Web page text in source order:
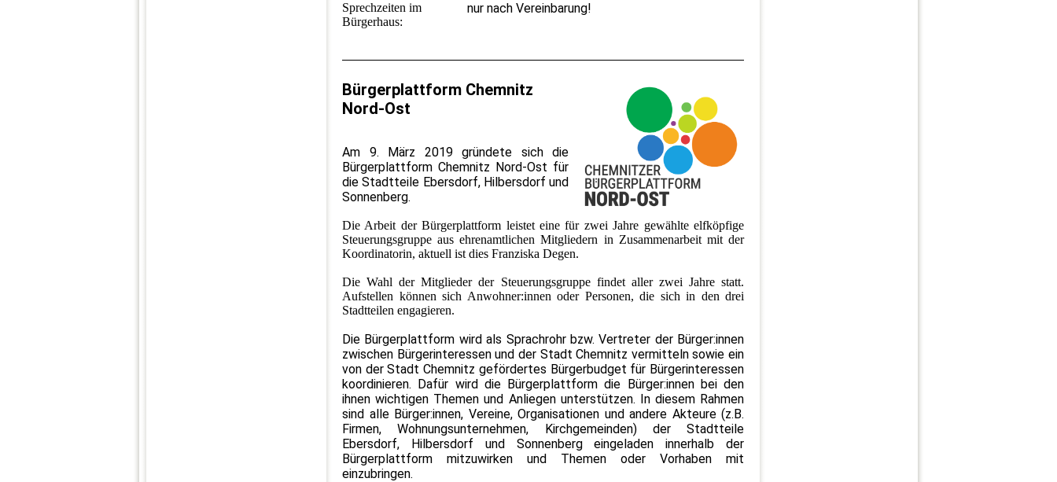
Sprechzeiten im
Bürgerhaus:
nur nach Vereinbarung!
Bürgerplattform Chemnitz
Nord-Ost
Am 9. März 2019 gründete sich die
Bürgerplattform Chemnitz Nord-Ost für
die Stadtteile Ebersdorf, Hilbersdorf und
Sonnenberg.
Die Arbeit der Bürgerplattform leistet eine für zwei Jahre gewählte elfköpfige
Steuerungsgruppe aus ehrenamtlichen Mitgliedern in Zusammenarbeit mit der
Koordinatorin, aktuell ist dies Franziska Degen.
Die Wahl der Mitglieder der Steuerungsgruppe findet aller zwei Jahre statt.
Aufstellen können sich Anwohner:innen oder Personen, die sich in den drei
Stadtteilen engagieren.
Die Bürgerplattform wird als Sprachrohr bzw. Vertreter der Bürger:innen
zwischen Bürgerinteressen und der Stadt Chemnitz vermitteln sowie ein
von der Stadt Chemnitz gefördertes Bürgerbudget für Bürgerinteressen
koordinieren. Dafür wird die Bürgerplattform die Bürger:innen bei den
ihnen wichtigen Themen und Anliegen unterstützen. In diesem Rahmen
sind alle Bürger:innen, Vereine, Organisationen und andere Akteure (z.B.
Firmen, Wohnungsunternehmen, Kirchgemeinden) der Stadtteile
Ebersdorf, Hilbersdorf und Sonnenberg eingeladen innerhalb der
Bürgerplattform mitzuwirken und Themen oder Vorhaben mit
einzubringen.